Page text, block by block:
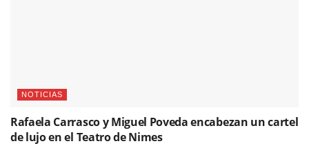
NOTICIAS
Rafaela Carrasco y Miguel Poveda encabezan un cartel
de lujo en el Teatro de Nimes